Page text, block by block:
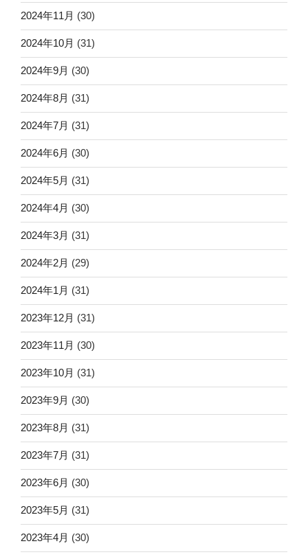
2024年11月 (30)
2024年10月 (31)
2024年9月 (30)
2024年8月 (31)
2024年7月 (31)
2024年6月 (30)
2024年5月 (31)
2024年4月 (30)
2024年3月 (31)
2024年2月 (29)
2024年1月 (31)
2023年12月 (31)
2023年11月 (30)
2023年10月 (31)
2023年9月 (30)
2023年8月 (31)
2023年7月 (31)
2023年6月 (30)
2023年5月 (31)
2023年4月 (30)